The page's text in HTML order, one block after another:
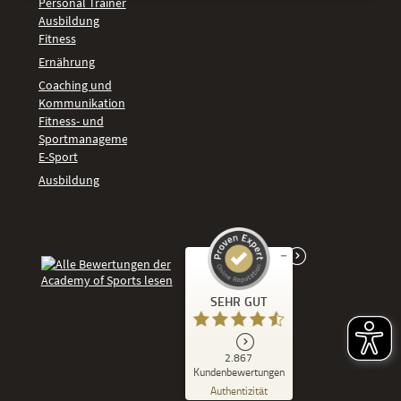
Ausbildung
Fitness
Ernährung
Coaching und
Kommunikation
Fitness- und
Sportmanagement
E-Sport
Ausbildung
SEHR GUT
2.867
Kundenbewertungen
Authentizität
Kundenbewertungen und Erfahrungen zu
Academy of Sports
%
Empfehlungen auf
ProvenExpert.com